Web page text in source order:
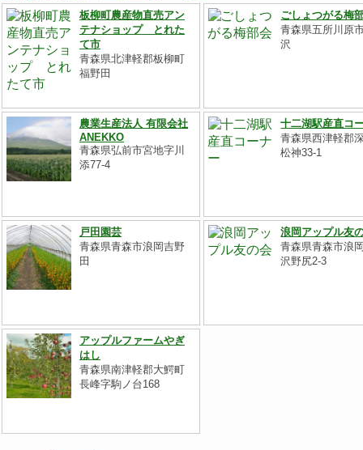
板柳町農産物直売アン
テナショップ とれた
て市
青森県北津軽郡板柳町
福野田
ごしょつがる梅
青森県五所川原
沢
農業生産法人 有限会社
ANEKKO
青森県弘前市宮地字川
添77-4
十二湖駅産直コ
青森県西津軽郡
松神33-1
戸田園芸
青森県青森市浪岡吉野
田
浪岡アップル友
青森県青森市浪
沢野尻2-3
アップルファームやぎ
はし
青森県南津軽郡大鰐町
長峰字駒ノ台168